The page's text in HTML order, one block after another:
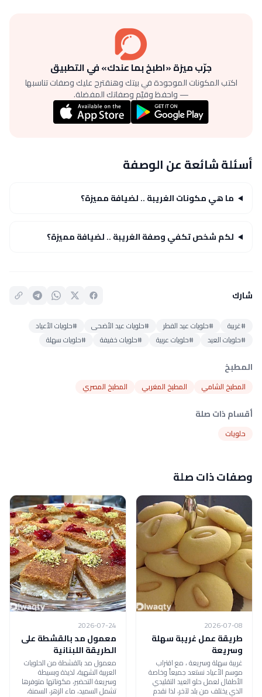
جرّب ميزة «اطبخ بما عندك» في التطبيق
اكتب المكونات الموجودة في بيتك وهنقترح عليك وصفات تناسبها
— واحفظ وقيّم وصفاتك المفضلة.
أسئلة شائعة عن الوصفة
ما هي مكونات الغريبة .. لضيافة مميزة؟
لكم شخص تكفي وصفة الغريبة .. لضيافة مميزة؟
شارك
#غريبة #حلويات عيد الفطر #حلويات عيد الأضحى
#حلويات الأعياد
#حلويات العيد
#حلويات عربية #حلويات خفيفة #حلويات سهلة
المطبخ
المطبخ الشامي المطبخ المغربي المطبخ المصري
أقسام ذات صلة
حلويات
وصفات ذات صلة
2026-07-08
طريقة عمل غريبة سهلة
وسريعة
غريبة سهلة وسريعة ، مع اقتراب
موسم الأعياد نستعد جميعاً وخاصة
الأطفال لعمل حلو العيد التقليدي
الذي يختلف من بلد لآخر، لذا نقدم
2026-07-24
معمول مد بالقشطة على
الطريقة اللبنانية
معمول مد بالقشطة من الحلويات
العربية الشهية، لذيذة وبسيطة
وسريعة التحضير، مكوناتها متوفرها
تشمل السميد، ماء الزهر، السمنة،